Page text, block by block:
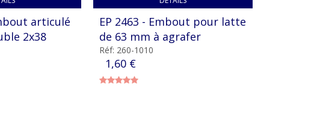
articulé
2x38
EP 2463 - Embout pour latte
de 63 mm à agrafer
Réf: 260-1010
1,60 €